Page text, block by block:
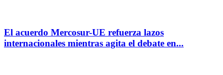
El acuerdo Mercosur-UE refuerza lazos
internacionales mientras agita el debate en...